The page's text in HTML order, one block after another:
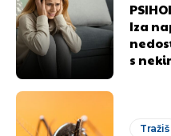
Iza
s
Tražiš